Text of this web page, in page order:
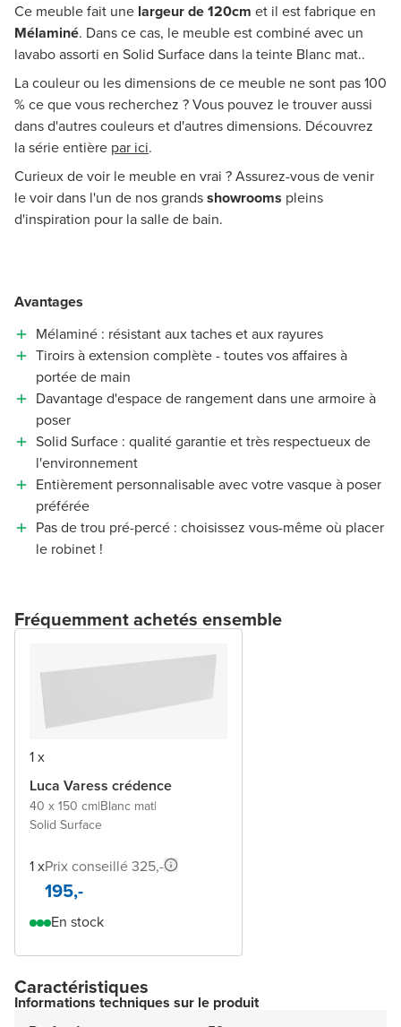
Ce meuble fait une largeur de 120cm et il est fabrique en
Mélaminé. Dans ce cas, le meuble est combiné avec un
lavabo assorti en Solid Surface dans la teinte Blanc mat..
La couleur ou les dimensions de ce meuble ne sont pas 100
% ce que vous recherchez ? Vous pouvez le trouver aussi
dans d'autres couleurs et d'autres dimensions. Découvrez
la série entière par ici.
Curieux de voir le meuble en vrai ? Assurez-vous de venir
le voir dans l'un de nos grandsshowrooms pleins
d'inspiration pour la salle de bain.
Avantages
Mélaminé : résistant aux taches et aux rayures
Tiroirs à extension complète - toutes vos affaires à
portée de main
Davantage d'espace de rangement dans une armoire à
poser
Solid Surface : qualité garantie et très respectueux de
l'environnement
Entièrement personnalisable avec votre vasque à poser
préférée
Pas de trou pré-percé : choisissez vous-même où placer
le robinet !
Fréquemment achetés ensemble
1 x
Luca Varess crédence
40 x 150 cm|Blanc mat|
Solid Surface
1 xPrix conseillé 325,-
195,-
En stock
Caractéristiques
Informations techniques sur le produit